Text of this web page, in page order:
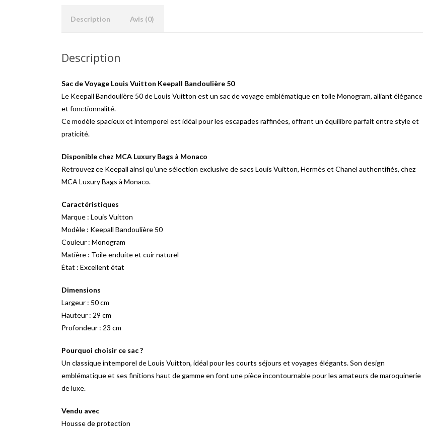
Description Avis (0)
Description
Sac de Voyage Louis Vuitton Keepall Bandoulière 50
Le Keepall Bandoulière 50 de Louis Vuitton est un sac de voyage emblématique en toile Monogram, alliant élégance
et fonctionnalité.
Ce modèle spacieux et intemporel est idéal pour les escapades raffinées, offrant un équilibre parfait entre style et
praticité.
Disponible chez MCA Luxury Bags à Monaco
Retrouvez ce Keepall ainsi qu’une sélection exclusive de sacs Louis Vuitton, Hermès et Chanel authentifiés, chez
MCA Luxury Bags à Monaco.
Caractéristiques
Marque : Louis Vuitton
Modèle : Keepall Bandoulière 50
Couleur : Monogram
Matière : Toile enduite et cuir naturel
État : Excellent état
Dimensions
Largeur : 50 cm
Hauteur : 29 cm
Profondeur : 23 cm
Pourquoi choisir ce sac ?
Un classique intemporel de Louis Vuitton, idéal pour les courts séjours et voyages élégants. Son design
emblématique et ses finitions haut de gamme en font une pièce incontournable pour les amateurs de maroquinerie
de luxe.
Vendu avec
Housse de protection